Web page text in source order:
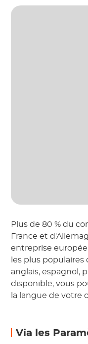
Plus de 80 % du
France et
entreprise
les plus
anglais, espagnol,
disponible, vous
la langue de votre
Via les